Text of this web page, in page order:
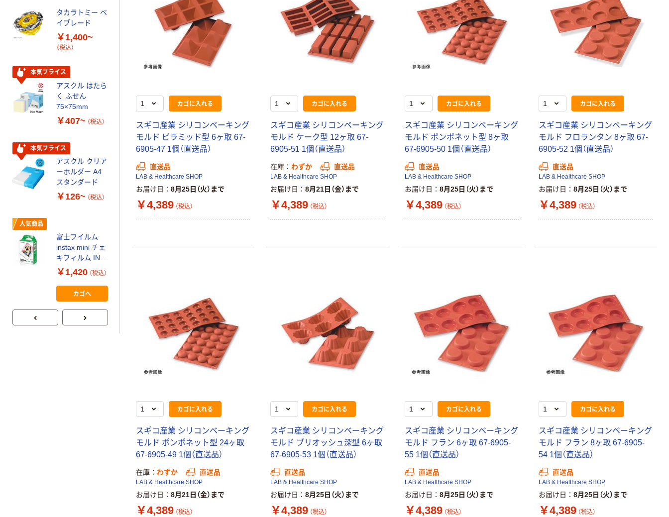
カゴに入れる
スギコ産業 シリコンベーキング
モルド ピラミッド型 6ヶ取 67-
6905-47 1個（直送品）
直送品
LAB & Healthcare SHOP
お届け日 8月25日（火）まで
￥4,389 （税込）
カゴに入れる
スギコ産業 シリコンベーキング
モルド ケーク型 12ヶ取 67-
6905-51 1個（直送品）
在庫 わずか 直送品
LAB & Healthcare SHOP
お届け日 8月21日（金）まで
￥4,389 （税込）
カゴに入れる
スギコ産業 シリコンベーキング
モルド ポンポネット型 8ヶ取
67-6905-50 1個（直送品）
直送品
LAB & Healthcare SHOP
お届け日 8月25日（火）まで
￥4,389 （税込）
カゴに入れる
スギコ産業 シリコンベーキング
モルド フロランタン 8ヶ取 67-
6905-52 1個（直送品）
直送品
LAB & Healthcare SHOP
お届け日 8月25日（火）まで
￥4,389 （税込）
カゴに入れる
スギコ産業 シリコンベーキング
モルド ポンポネット型 24ヶ取
67-6905-49 1個（直送品）
在庫 わずか 直送品
LAB & Healthcare SHOP
お届け日 8月21日（金）まで
￥4,389 （税込）
カゴに入れる
スギコ産業 シリコンベーキング
モルド ブリオッシュ深型 6ヶ取
67-6905-53 1個（直送品）
直送品
LAB & Healthcare SHOP
お届け日 8月25日（火）まで
￥4,389 （税込）
カゴに入れる
スギコ産業 シリコンベーキング
モルド フラン 6ヶ取 67-6905-
55 1個（直送品）
直送品
LAB & Healthcare SHOP
お届け日 8月25日（火）まで
￥4,389 （税込）
カゴに入れる
スギコ産業 シリコンベーキング
モルド フラン 8ヶ取 67-6905-
54 1個（直送品）
直送品
LAB & Healthcare SHOP
お届け日 8月25日（火）まで
￥4,389 （税込）
タカラトミー ベ
イブレード
￥1,400~
（税込）
本気プライス
アスクル はたら
く ふせん
75×75mm
￥407~ （税込）
本気プライス
アスクル クリア
ーホルダー A4
スタンダード
￥126~ （税込）
人気商品
富士フイルム
instax mini チェ
キフィルム INS
MINI JP1 1パッ
ク（10枚入り）
￥1,420 （税込）
カゴへ
配合
オリジナル
乾電池 単3
形 アルカリ乾
電池 北欧パッ
ケージ アスク
￥140~ （税込）
ティッシュペー
150組 5箱入 ア
スクル スマート
コンパクト ビ
証
￥328~ （税込）
オリジナル
コピー用紙 マ
ルチペーパー
スーパーエコノ
ミー+
本気プライス
トイレットペー
パー ダブル60
100% 6ロール
乾電池 単4
電池 北欧パッ
ケージ アスク
ルオリジナル
￥140~ （税込）
オリジナル
アスクルオリジ
ナル ラミネー
トフィルム A4
サイズ
100μ（ミクロン）
オリジナル
サントリー 伊右
（税込）
アスクル プラス
粉なし（パウダ
ーフリー）
￥398~ （税込）
富士フイルム
instax mini13
INS MINI 13
￥12,100~
大塚製薬工場
本気プライス
ニチバン セロテ
ープ 大巻
￥124~
（税込）
本気プライス
共同企画 トイ
オリジナル
￥330~
本気プライス
トファイル エコ
字）
富士フイルム チ
ェキ専用フィル
ム INSTAX MINI
WW2
￥1,580~
（税込）
トイレットペー
パー シングル
100% 6ロール
リサイクル100
芯あり FSC認
￥470~ （税込）